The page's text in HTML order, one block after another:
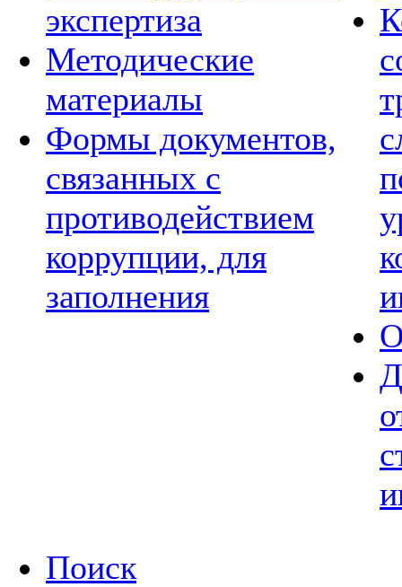
экспертиза
Методические
материалы
Формы документов,
связанных с
противодействием
коррупции, для
заполнения
Поиск